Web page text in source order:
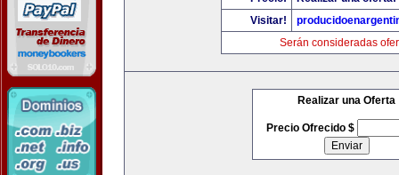
Visitar!
Serán consideradas
Realizar una Oferta
Precio Ofrecido $